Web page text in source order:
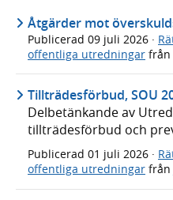
Åtgärder mot
Publicerad 09 juli 2026 ·
offentliga utredningar från
Tillträdesförbud, SOU
Delbetänkande av
tillträdesförbud och
Publicerad 01 juli 2026 ·
offentliga utredningar från